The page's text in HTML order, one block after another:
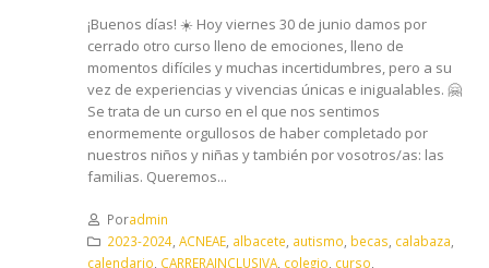
¡Buenos días! ☀️ Hoy viernes 30 de junio damos por
cerrado otro curso lleno de emociones, lleno de
momentos difíciles y muchas incertidumbres, pero a su
vez de experiencias y vivencias únicas e inigualables. 🤗
Se trata de un curso en el que nos sentimos
enormemente orgullosos de haber completado por
nuestros niños y niñas y también por vosotros/as: las
familias. Queremos...
Poradmin
2023-2024, ACNEAE, albacete autismo becas calabaza
calendario CARRERAINCLUSIVA colegio curso